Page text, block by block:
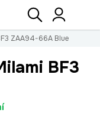
Hledat
ZAA94-66A Blue
BF3